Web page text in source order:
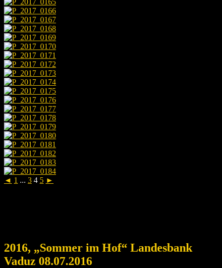
◄ 1 ... 3 4 5 ►
2016, „Sommer im Hof“ Landesbank
Vaduz 08.07.2016